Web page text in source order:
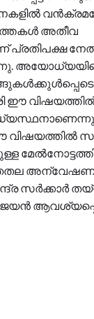
അതീവ
ഈ
സര്‍ക്കാര്‍